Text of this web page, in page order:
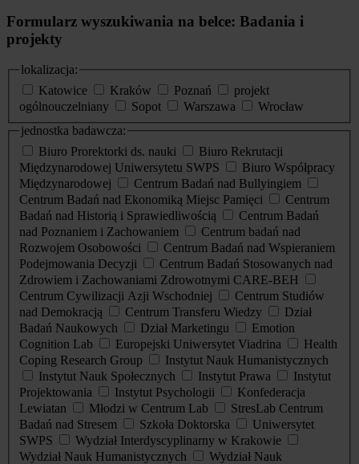
Formularz wyszukiwania na belce: Badania i
projekty
lokalizacja:
Katowice
Kraków Poznań
projekt
ogólnouczelniany
Sopot Warszawa
Wrocław
jednostka badawcza:
Biuro Prorektorki ds. nauki
Biuro Rekrutacji
Międzynarodowej Uniwersytetu SWPS
Biuro Współpracy
Międzynarodowej
Centrum Badań nad Bullyingiem
Centrum Badań nad Ekonomiką Miejsc Pamięci
Centrum
Badań nad Historią i Sprawiedliwością
Centrum Badań
nad Poznaniem i Zachowaniem
Centrum badań nad
Rozwojem Osobowości
Centrum Badań nad Wspieraniem
Podejmowania Decyzji
Centrum Badań Stosowanych nad
Zdrowiem i Zachowaniami Zdrowotnymi CARE-BEH
Centrum Cywilizacji Azji Wschodniej
Centrum Studiów
nad Demokracją
Centrum Transferu Wiedzy
Dział
Badań Naukowych
Dział Marketingu
Emotion
Cognition Lab
Europejski Uniwersytet Viadrina
Health
Coping Research Group
Instytut Nauk Humanistycznych
Instytut Nauk Społecznych
Instytut Prawa
Instytut
Projektowania
Instytut Psychologii
Konfederacja
Lewiatan
Młodzi w Centrum Lab
StresLab Centrum
Badań nad Stresem
Szkoła Doktorska
Uniwersytet
SWPS
Wydział Interdyscyplinarny w Krakowie
Wydział Nauk Humanistycznych
Wydział Nauk